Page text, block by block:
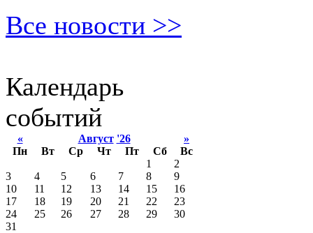
Все новости >>
Календарь
событий
« Август '26
»
Пн
Вт Ср Чт Пт Сб
Вс
1
2
3
4 5 6 7 8
9
10
11 12 13 14 15
16
17
18 19 20 21 22
23
24
25 26 27 28 29
30
31